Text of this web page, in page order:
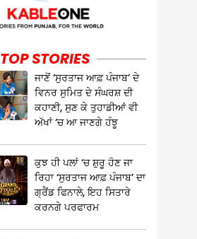
TOP STORIES
ਜਾਣੋਂ ‘ਸੁਰਤਾਜ ਆਫ਼ ਪੰਜਾਬ’ ਦੇ
ਵਿਨਰ ਸੁਮਿਤ ਦੇ ਸੰਘਰਸ਼ ਦੀ
ਕਹਾਣੀ, ਸੁਣ ਕੇ ਤੁਹਾਡੀਆਂ ਵੀ
ਅੱਖਾਂ ‘ਚ ਆ ਜਾਣਗੇ ਹੰਝੂ
ਕੁਝ ਹੀ ਪਲਾਂ ‘ਚ ਸ਼ੁਰੂ ਹੋਣ ਜਾ
ਰਿਹਾ ‘ਸੁਰਤਾਜ ਆਫ਼ ਪੰਜਾਬ’ ਦਾ
ਗ੍ਰੈਂਡ ਫਿਨਾਲੇ, ਇਹ ਸਿਤਾਰੇ
ਕਰਨਗੇ ਪਰਫਾਰਮ